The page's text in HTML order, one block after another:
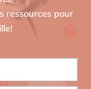
ressources pour